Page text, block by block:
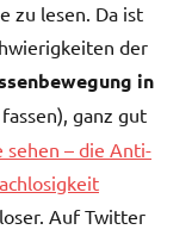
zu lesen. Da ist
der
in
ganz gut
sehen – die Anti-
Auf Twitter